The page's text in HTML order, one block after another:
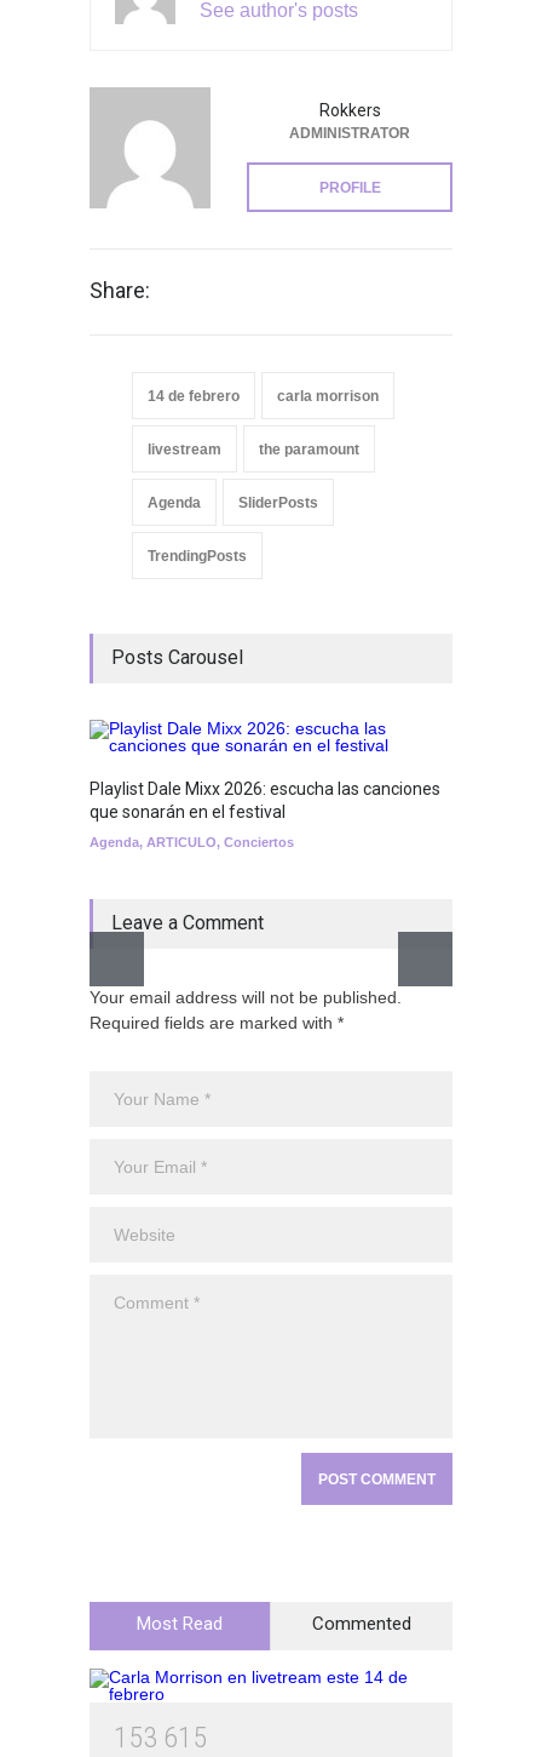
See author's posts
Rokkers
ADMINISTRATOR
PROFILE
Share:
14 de febrero carla morrison
livestream the paramount
Agenda SliderPosts
TrendingPosts
Posts Carousel
Playlist Dale Mixx 2026: escucha las canciones
que sonarán en el festival
Agenda, ARTICULO, Conciertos
Leave a Comment
Your email address will not be published.
Required fields are marked with *
Most Read Commented
1 53 61 5